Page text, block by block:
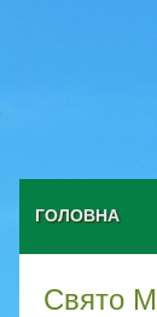
ГОЛОВНА
Свято